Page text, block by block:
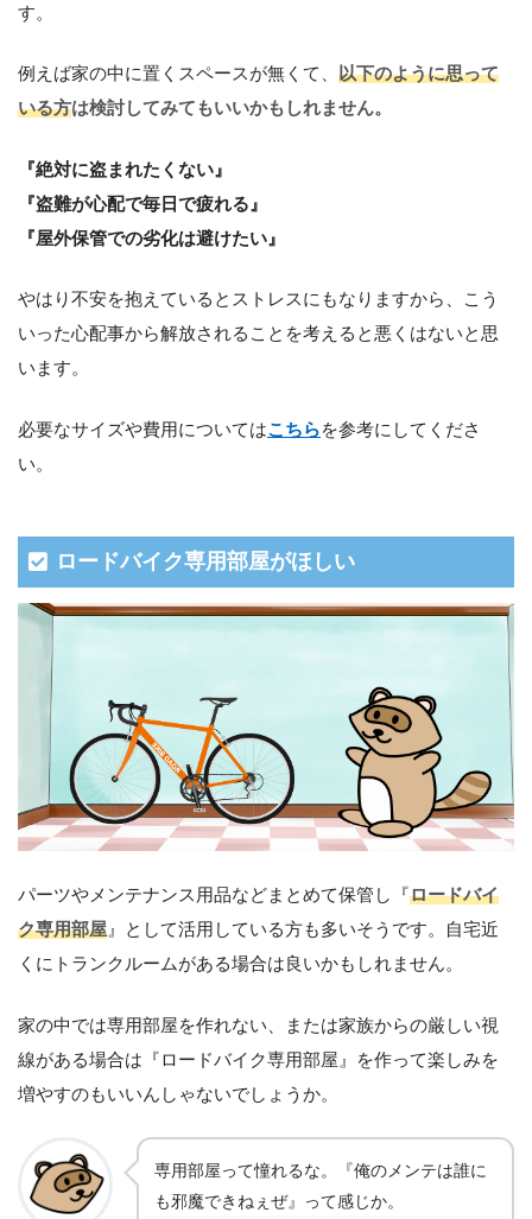
す。
例えば家の中に置くスペースが無くて、 以下のように思って
いる方は検討してみてもいいかもしれません。
『絶対に盗まれたくない』
『盗難が心配で毎日で疲れる』
『屋外保管での劣化は避けたい』
やはり不安を抱えているとストレスにもなりますから、こう
いった心配事から解放されることを考えると悪くはないと思
います。
必要なサイズや費用についてはこちらを参考にしてくださ
い。
ロードバイク専用部屋がほしい
パーツやメンテナンス用品などまとめて保管し『ロードバイ
ク専用部屋 』として活用している方も多いそうです。自宅近
くにトランクルームがある場合は良いかもしれません。
家の中では専用部屋を作れない、または家族からの厳しい視
線がある場合は『ロードバイク専用部屋』を作って楽しみを
増やすのもいいんしゃないでしょうか。
専用部屋って憧れるな。『俺のメンテは誰に
も邪魔できねぇぜ』って感じか。